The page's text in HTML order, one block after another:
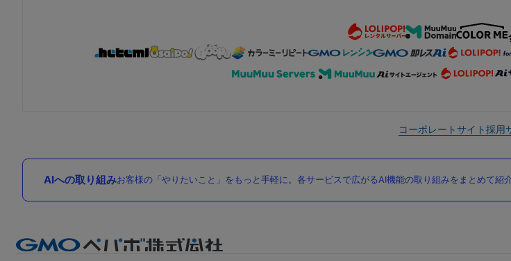
コーポレートサイト採用
AIへの取り組みお客様の「やりたいこと」をもっと手軽に。各サービスで広がるAI機能の取り組みをまとめて紹